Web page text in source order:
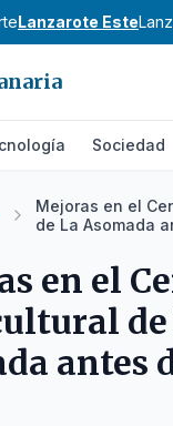
Lanzarote Este
Sociedad
Mejoras en el
de La Asomada
en el
de
antes